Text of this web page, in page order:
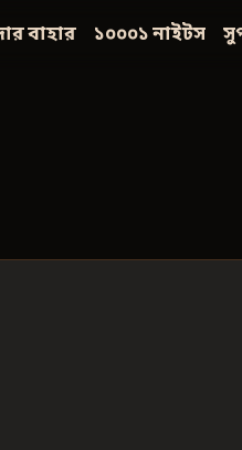
বাহার ১০০০১ নাইটস